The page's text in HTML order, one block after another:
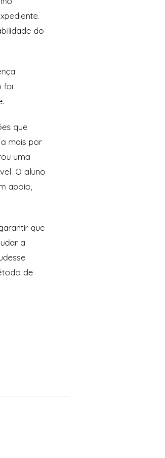
do
foi
que
mais por
uma
O aluno
apoio,
que
a
de